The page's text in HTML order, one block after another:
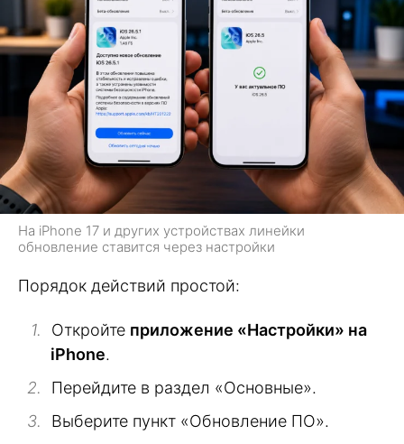
На iPhone 17 и других устройствах линейки
обновление ставится через настройки
Порядок действий простой:
Откройте приложение «Настройки» на
iPhone.
Перейдите в раздел «Основные».
Выберите пункт «Обновление ПО».